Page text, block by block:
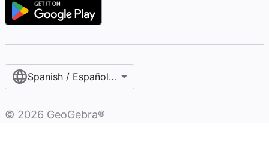
Spanish / Español (internacional)
© 2026 GeoGebra®